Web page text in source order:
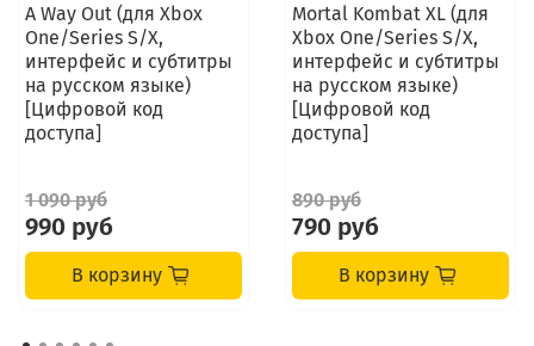
A Way Out (для Xbox
One/Series S/X,
интерфейс и субтитры
на русском языке)
[Цифровой код
доступа]
1 090 руб
990 руб
В корзину
Mortal Kombat XL (для
Xbox One/Series S/X,
интерфейс и субтитры
на русском языке)
[Цифровой код
доступа]
890 руб
790 руб
В корзину